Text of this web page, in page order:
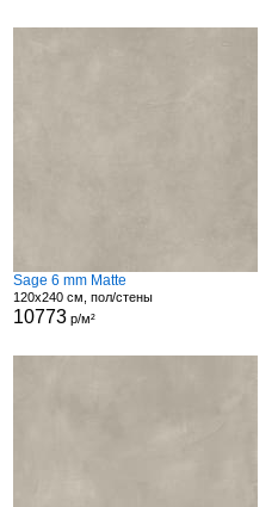
Sage 6 mm Matte
120x240 см, пол/стены
10773р/м²